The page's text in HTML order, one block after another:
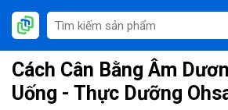
Cách Cân Bằng Âm
Uống - Thực Dưỡng